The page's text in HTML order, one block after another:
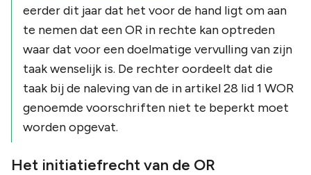
eerder dit jaar dat het voor de hand ligt om aan
te nemen dat een OR in rechte kan optreden
waar dat voor een doelmatige vervulling van zijn
taak wenselijk is. De rechter oordeelt dat die
taak bij de naleving van de in artikel 28 lid 1 WOR
genoemde voorschriften niet te beperkt moet
worden opgevat.
Het initiatiefrecht van de OR